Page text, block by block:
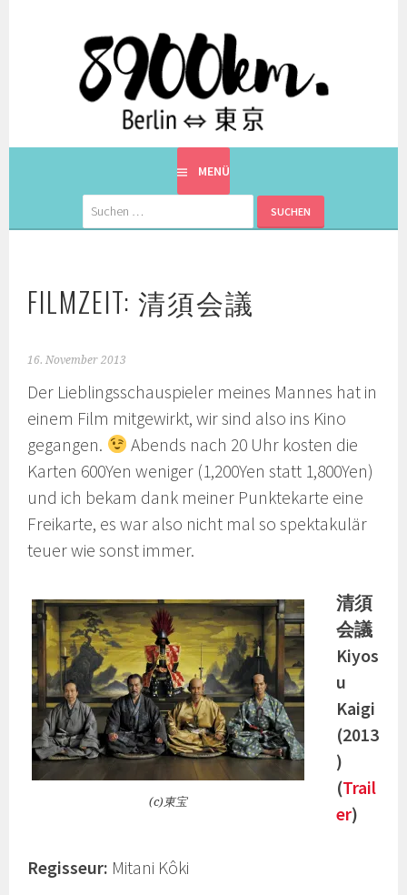
8900KM. BERLIN ⇔ 東京
EINE BERLINERIN IN JAPAN. MIT EINEM JAPANER.
MENÜ
Suchen
nach:
FILMZEIT: 清須会議
16. November 2013
Der Lieblingsschauspieler meines Mannes hat in
einem Film mitgewirkt, wir sind also ins Kino
gegangen.
Abends nach 20 Uhr kosten die
Karten 600Yen weniger (1,200Yen statt 1,800Yen)
und ich bekam dank meiner Punktekarte eine
Freikarte, es war also nicht mal so spektakulär
teuer wie sonst immer.
(c)東宝
清須
会議
Kiyos
u
Kaigi
(2013
)
(Trail
er)
Regisseur: Mitani Kôki